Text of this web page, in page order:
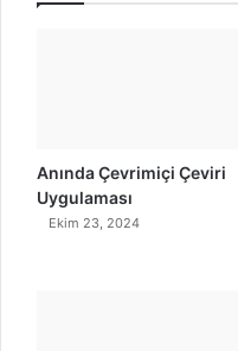
Anında Çevrimiçi Çeviri
Uygulaması
Ekim 23, 2024